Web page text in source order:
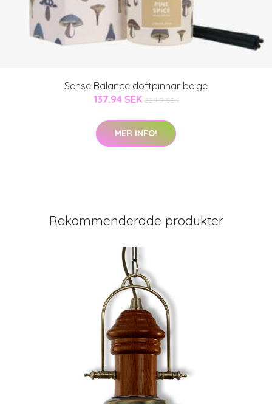
Sense Balance doftpinnar beige
137.94 SEK 229.9 SEK
MER INFO!
Rekommenderade produkter